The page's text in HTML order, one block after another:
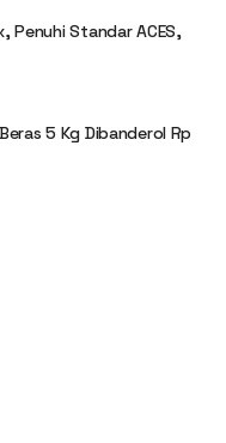
Penuhi Standar ACES,
5 Kg Dibanderol Rp